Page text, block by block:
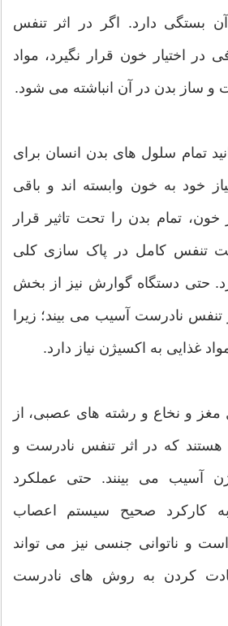
بستگی دارد. اگر در اثر تنفس
در اختیار خون قرار نگیرد، مواد
ساز بدن در آن انباشته می شود.
تمام سلول های بدن انسان برای
خود به خون وابسته اند و باقی
تمام بدن را تحت تاثیر قرار
تنفس کامل در پاک سازی کلی
حتی دستگاه گوارش نیز از بخش
نادرست آسیب می بیند؛ زیرا
غذایی به اکسیژن نیاز دارد.
و نخاع و رشته های عصبی، از
که در اثر تنفس نادرست و
آسیب می بینند. حتی عملکرد
کارکرد صحیح سیستم اعصاب
است و ناتوانی جنسی نیز می تواند
کردن به روش های نادرست